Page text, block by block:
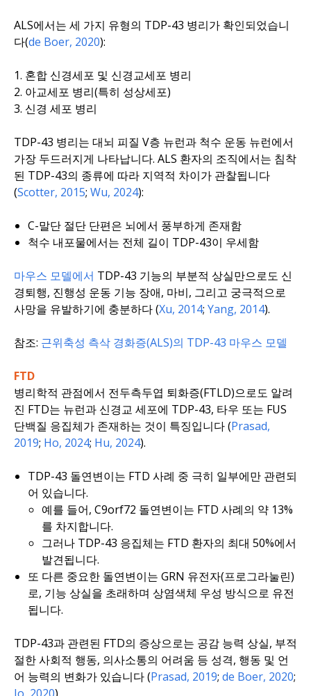
ALS에서는 세 가지 유형의 TDP-43 병리가 확인되었습니
다(de Boer, 2020):
혼합 신경세포 및 신경교세포 병리
아교세포 병리(특히 성상세포)
신경 세포 병리
TDP-43 병리는 대뇌 피질 V층 뉴런과 척수 운동 뉴런에서
가장 두드러지게 나타납니다. ALS 환자의 조직에서는 침착
된 TDP-43의 종류에 따라 지역적 차이가 관찰됩니다
(Scotter, 2015; Wu, 2024):
C-말단 절단 단편은 뇌에서 풍부하게 존재함
척수 내포물에서는 전체 길이 TDP-43이 우세함
마우스 모델에서 TDP-43 기능의 부분적 상실만으로도 신
경퇴행, 진행성 운동 기능 장애, 마비, 그리고 궁극적으로
사망을 유발하기에 충분하다 (Xu, 2014; Yang, 2014).
참조: 근위축성 측삭 경화증(ALS)의 TDP-43 마우스 모델
FTD
병리학적 관점에서 전두측두엽 퇴화증(FTLD)으로도 알려
진 FTD는 뉴런과 신경교 세포에 TDP-43, 타우 또는 FUS
단백질 응집체가 존재하는 것이 특징입니다 (Prasad,
2019; Ho, 2024; Hu, 2024).
TDP-43 돌연변이는 FTD 사례 중 극히 일부에만 관련되
어 있습니다.
예를 들어, C9orf72 돌연변이는 FTD 사례의 약 13%
를 차지합니다.
그러나 TDP-43 응집체는 FTD 환자의 최대 50%에서
발견됩니다.
또 다른 중요한 돌연변이는 GRN 유전자(프로그라눌린)
로, 기능 상실을 초래하며 상염색체 우성 방식으로 유전
됩니다.
TDP-43과 관련된 FTD의 증상으로는 공감 능력 상실, 부적
절한 사회적 행동, 의사소통의 어려움 등 성격, 행동 및 언
어 능력의 변화가 있습니다 (Prasad, 2019; de Boer, 2020;